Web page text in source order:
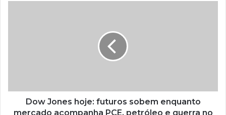
Dow Jones hoje: futuros sobem enquanto
mercado acompanha PCE, petróleo e guerra no